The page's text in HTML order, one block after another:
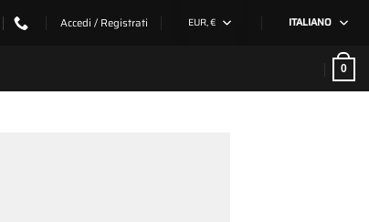
Accedi / Registrati EUR, € ITALIANO
0